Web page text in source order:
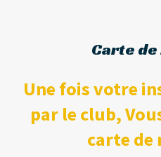
Carte
Une fois votre
par le club,
carte de